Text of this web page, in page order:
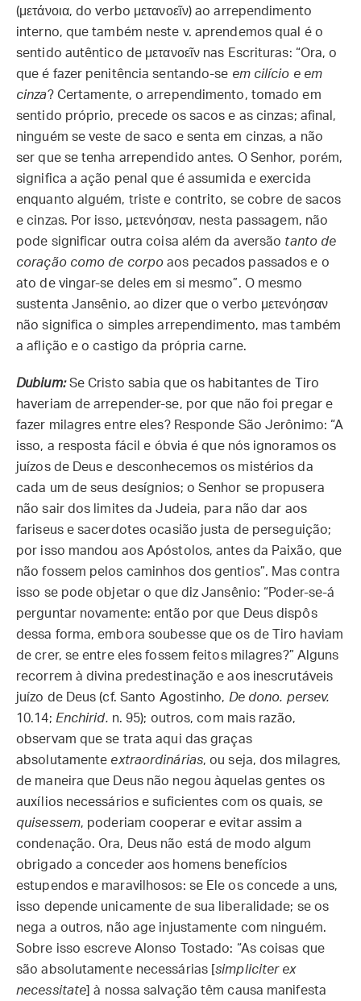
(μετάνοια, do verbo μετανοεῖν) ao arrependimento
interno, que também neste v. aprendemos qual é o
sentido autêntico de μετανοεῖν nas Escrituras: “Ora, o
que é fazer penitência sentando-se em cilício e em
cinza? Certamente, o arrependimento, tomado em
sentido próprio, precede os sacos e as cinzas; afinal,
ninguém se veste de saco e senta em cinzas, a não
ser que se tenha arrependido antes. O Senhor, porém,
significa a ação penal que é assumida e exercida
enquanto alguém, triste e contrito, se cobre de sacos
e cinzas. Por isso, μετενόησαν, nesta passagem, não
pode significar outra coisa além da aversão tanto de
coração como de corpo aos pecados passados e o
ato de vingar-se deles em si mesmo”. O mesmo
sustenta Jansênio, ao dizer que o verbo μετενόησαν
não significa o simples arrependimento, mas também
a aflição e o castigo da própria carne.
Dubium:Se Cristo sabia que os habitantes de Tiro
haveriam de arrepender-se, por que não foi pregar e
fazer milagres entre eles? Responde São Jerônimo: “A
isso, a resposta fácil e óbvia é que nós ignoramos os
juízos de Deus e desconhecemos os mistérios da
cada um de seus desígnios; o Senhor se propusera
não sair dos limites da Judeia, para não dar aos
fariseus e sacerdotes ocasião justa de perseguição;
por isso mandou aos Apóstolos, antes da Paixão, que
não fossem pelos caminhos dos gentios”. Mas contra
isso se pode objetar o que diz Jansênio: “Poder-se-á
perguntar novamente: então por que Deus dispôs
dessa forma, embora soubesse que os de Tiro haviam
de crer, se entre eles fossem feitos milagres?” Alguns
recorrem à divina predestinação e aos inescrutáveis
juízo de Deus (cf. Santo Agostinho, De dono. persev.
10.14; Enchirid. n. 95); outros, com mais razão,
observam que se trata aqui das graças
absolutamente extraordinárias, ou seja, dos milagres,
de maneira que Deus não negou àquelas gentes os
auxílios necessários e suficientes com os quais, se
quisessem, poderiam cooperar e evitar assim a
condenação. Ora, Deus não está de modo algum
obrigado a conceder aos homens benefícios
estupendos e maravilhosos: se Ele os concede a uns,
isso depende unicamente de sua liberalidade; se os
nega a outros, não age injustamente com ninguém.
Sobre isso escreve Alonso Tostado: “As coisas que
são absolutamente necessárias [simpliciter ex
necessitate ] à nossa salvação têm causa manifesta